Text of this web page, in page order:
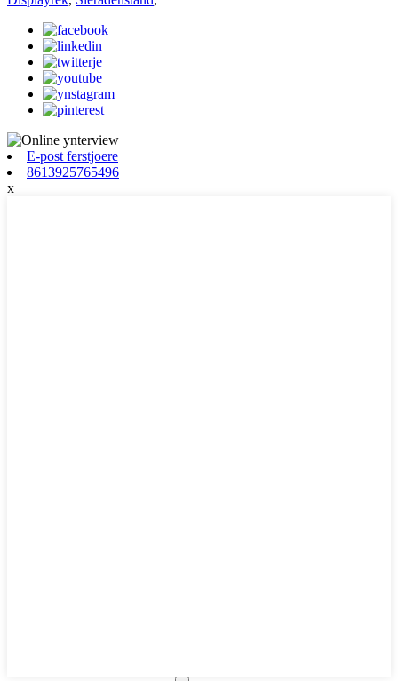
E-post ferstjoere
8613925765496
x